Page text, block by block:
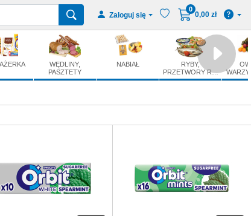
Zaloguj się
0
0,00 zł
WĘDLINY,
PASZTETY
NABIAŁ
RYBY,
PRZETWORY R…